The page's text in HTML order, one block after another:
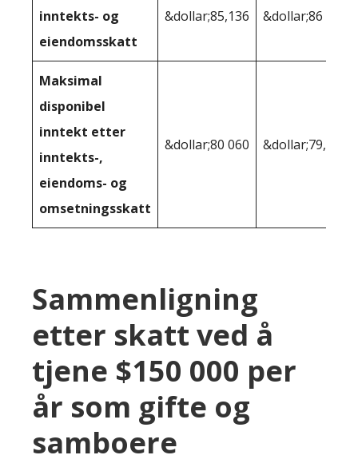
inntekts- og
eiendomsskatt
&dollar;85,136 &dollar;86 300
Maksimal
disponibel
inntekt etter
inntekts-,
eiendoms- og
omsetningsskatt
&dollar;80 060 &dollar;79,197
Sammenligning
etter skatt ved å
tjene $150 000 per
år som gifte og
samboere